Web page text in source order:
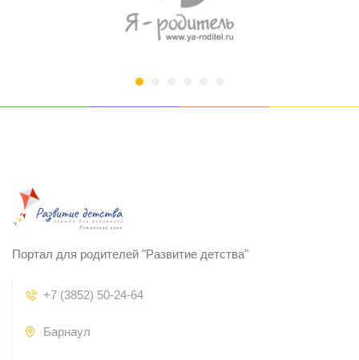
Портал для родителей "Развитие детства"
+7 (3852) 50-24-64
Барнаул